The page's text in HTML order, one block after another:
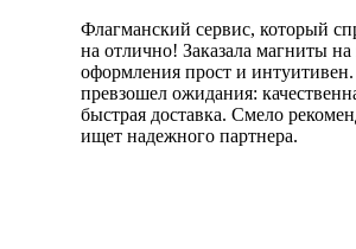
Флагманский сервис, который
на отлично! Заказала магниты на
оформления прост и интуитивен.
превзошел ожидания:
быстрая доставка. Смело
ищет надежного партнера.